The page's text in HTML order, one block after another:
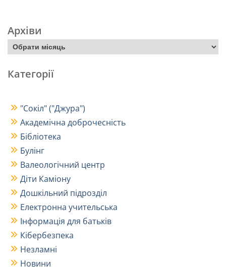
Архіви
Категорії
"Сокіл" ("Джура")
Академічна доброчесність
Бібліотека
Булінг
Валеологічний центр
Діти Каміону
Дошкільний підрозділ
Електронна учительська
Інформація для батьків
Кібербезпека
Незламні
Новини